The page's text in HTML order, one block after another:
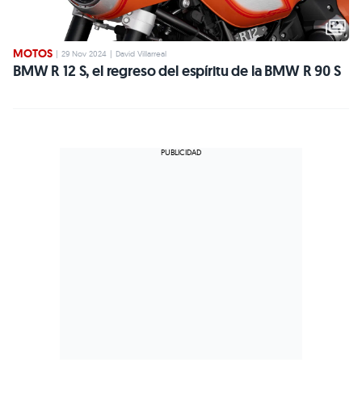
MOTOS | 29 Nov 2024 | David Villarreal
BMW R 12 S, el regreso del espíritu de la BMW R 90 S